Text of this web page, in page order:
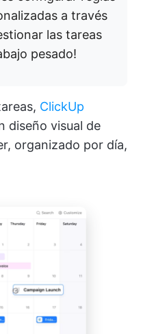
a través
las tareas
pesado!
ClickUp
diseño visual de
organizado por día,